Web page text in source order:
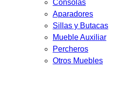
Consolas
Aparadores
Sillas y Butacas
Mueble Auxiliar
Percheros
Otros Muebles